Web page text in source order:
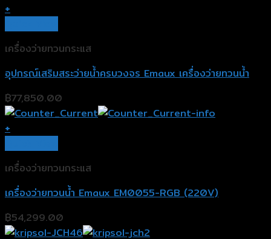
+
เครื่องว่ายทวนกระแส
อุปกรณ์เสริมสระว่ายน้ำครบวงจร Emaux เครื่องว่ายทวนน้ำ
฿77,850.00
+
เครื่องว่ายทวนกระแส
เครื่องว่ายทวนน้ำ Emaux EM0055-RGB (220V)
฿54,299.00